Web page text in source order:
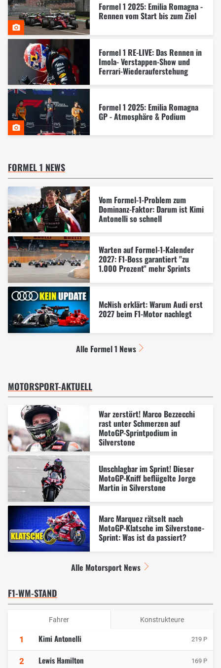
Formel 1 2025: Emilia Romagna -
Rennen vom Start bis zum Ziel
Formel 1 RE-LIVE: Das Rennen in
Imola- Verstappen-Show und
Ferrari-Wiederauferstehung
Formel 1 2025: Emilia Romagna
GP - Atmosphäre & Podium
FORMEL 1 NEWS
Vom Formel-1-Problem zum
Dominanz-Faktor: Darum ist Kimi
Antonelli so schnell
Warten auf Formel-1-Kalender
2027: F1-Boss garantiert "zu
1.000 Prozent" mehr Sprints
McNish erklärt: Warum Audi erst
2027 beim F1-Motor nachlegt
Alle Formel 1 News
MOTORSPORT-AKTUELL
War zerstört! Marco Bezzecchi
rast unter Schmerzen auf
MotoGP-Sprintpodium in
Silverstone
Unschlagbar im Sprint! Dieser
MotoGP-Kniff beflügelte Jorge
Martin in Silverstone
Marc Marquez rätselt nach
MotoGP-Klatsche im Silverstone-
Sprint: Was ist da passiert?
Alle Motorsport News
F1-WM-STAND
Fahrer Konstrukteure
1 Kimi Antonelli 219 P
2 Lewis Hamilton 169 P